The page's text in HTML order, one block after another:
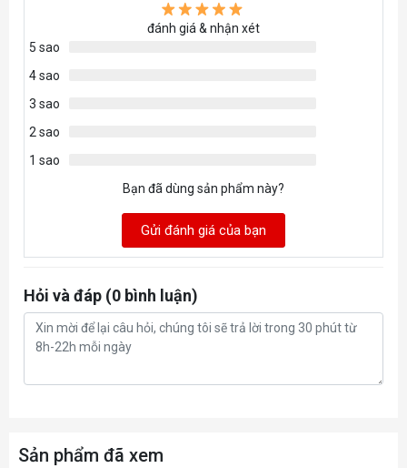
đánh giá & nhận xét
5 sao
4 sao
3 sao
2 sao
1 sao
Bạn đã dùng sản phẩm này?
Gửi đánh giá của bạn
Hỏi và đáp (0 bình luận)
Sản phẩm đã xem